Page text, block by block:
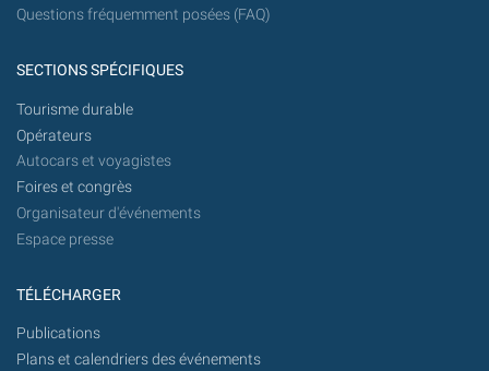
Questions fréquemment posées (FAQ)
SECTIONS SPÉCIFIQUES
Tourisme durable
Opérateurs
Autocars et voyagistes
Foires et congrès
Organisateur d'événements
Espace presse
TÉLÉCHARGER
Publications
Plans et calendriers des événements